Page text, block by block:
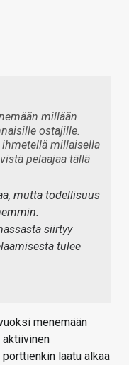
millään
ostajille.
ihmetellä millaisella
pelaajaa tällä
mutta todellisuus
siirtyy
tulee
menemään
laatu alkaa